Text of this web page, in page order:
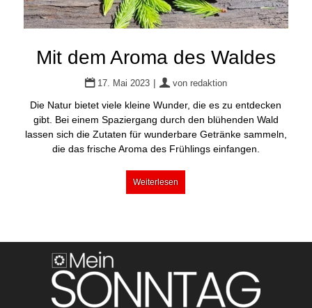
Mit dem Aroma des Waldes
17. Mai 2023 | von redaktion
Die Natur bietet viele kleine Wunder, die es zu entdecken
gibt. Bei einem Spaziergang durch den blühenden Wald
lassen sich die Zutaten für wunderbare Getränke sammeln,
die das frische Aroma des Frühlings einfangen.
Weiterlesen